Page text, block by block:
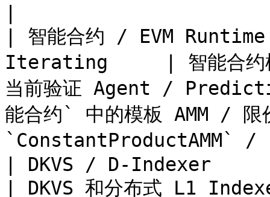
| 智能合约 / EVM
Iterating     | 智能合约框
当前验证 Agent /
能合约` 中的模板 AMM / 限
`ConstantProductAMM`
| DKVS / D-Indexer
| DKVS 和分布式 L1